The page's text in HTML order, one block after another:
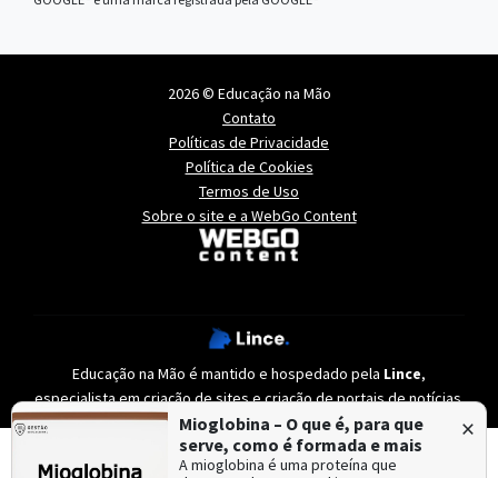
Mioglobina – O que é, para que
serve, como é formada e mais
A mioglobina é uma proteína que
×
2026 © Educação na Mão
Contato
Políticas de Privacidade
Política de Cookies
Termos de Uso
Sobre o site e a WebGo Content
Educação na Mão é mantido e hospedado pela Lince,
especialista emcriação de sitesecriação de portais de notícias.